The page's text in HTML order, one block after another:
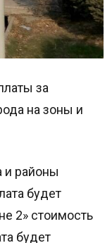
за
на зоны и
и районы
будет
2» стоимость
будет